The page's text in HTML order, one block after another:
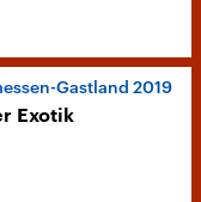
Gastland 2019
Exotik